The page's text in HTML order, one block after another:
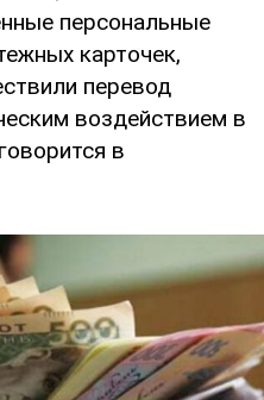
персональные
карточек,
перевод
воздействием в
в